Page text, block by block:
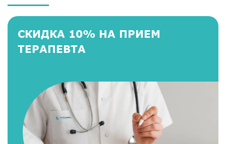
СКИДКА 10% НА ПРИЕМ
ТЕРАПЕВТА